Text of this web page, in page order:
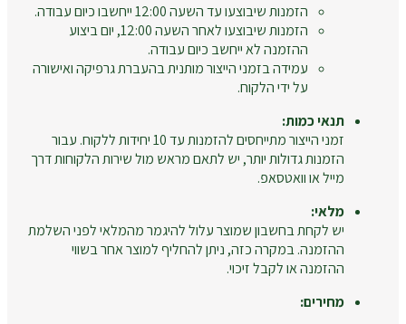
הזמנות שיבוצעו עד השעה 12:00 ייחשבו כיום עבודה.
הזמנות שיבוצעו לאחר השעה 12:00, יום ביצוע
ההזמנה לא ייחשב כיום עבודה.
עמידה בזמני הייצור מותנית בהעברת גרפיקה ואישורה
על ידי הלקוח.
תנאי כמות:
זמני הייצור מתייחסים להזמנות עד 10 יחידות ללקוח. עבור
הזמנות גדולות יותר, יש לתאם מראש מול שירות הלקוחות דרך
מייל או וואטסאפ.
מלאי:
יש לקחת בחשבון שמוצר עלול להיגמר מהמלאי לפני השלמת
ההזמנה. במקרה כזה, ניתן להחליף למוצר אחר בשווי
ההזמנה או לקבל זיכוי.
מחירים: